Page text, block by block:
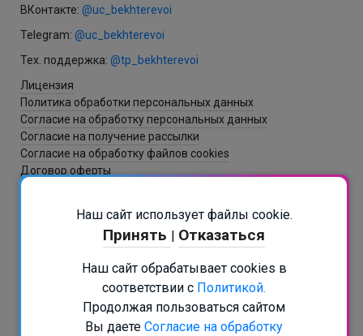
ВКонтакте: @uc_bekhterevoi
Telegram: @uc_bekhterevoi
Тех. поддержка: @tp_bekhterevoi
Лицензия
Политика обработки персональных данных
Согласие на обработку персональных данных
Согласие на получение рассылки
Согласие на обработку файлов cookies
Договор оферты
Разработка и создание сайта - ItNova / СБ
Подписаться на рассылку
+7 (812) 467-45-80
info@psy.education
Наш сайт использует файлы cookie.
Принять | Отказаться
Наш сайт обрабатывает cookies в
соответствии с Политикой.
Продолжая пользоваться сайтом
Вы даете Согласие на обработку